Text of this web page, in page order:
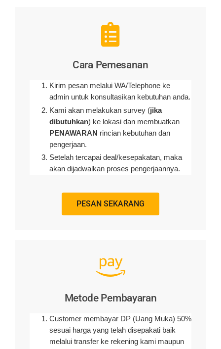
Cara Pemesanan
Kirim pesan melalui WA/Telephone ke
admin untuk konsultasikan kebutuhan anda.
Kami akan melakukan survey (jika
dibutuhkan) ke lokasi dan membuatkan
PENAWARAN rincian kebutuhan dan
pengerjaan.
Setelah tercapai deal/kesepakatan, maka
akan dijadwalkan proses pengerjaannya.
PESAN SEKARANG
Metode Pembayaran
Customer membayar DP (Uang Muka) 50%
sesuai harga yang telah disepakati baik
melalui transfer ke rekening kami maupun